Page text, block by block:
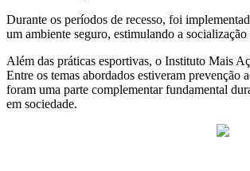
Durante os períodos de recesso, foi
um ambiente seguro, estimulando a
Além das práticas esportivas, o Instituto Mais
Entre os temas abordados estiveram
foram uma parte complementar fundamental
em sociedade.